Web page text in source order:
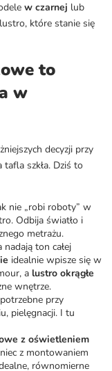
w czarnej lub
które stanie się
to
w
decyzji przy
szkła. Dziś to
nie „robi roboty” w
Odbija światło i
metrażu.
ton całej
idealnie wpisze się w
a lustro okrągłe
wnętrze.
przy
pielęgnacji. I tu
z oświetleniem
z montowaniem
równomierne